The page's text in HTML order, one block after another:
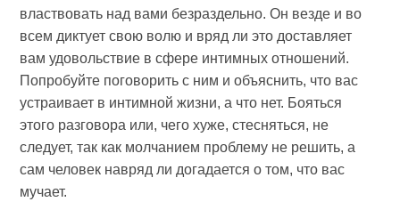
властвовать над вами безраздельно. Он везде и во
всем диктует свою волю и вряд ли это доставляет
вам удовольствие в сфере интимных отношений.
Попробуйте поговорить с ним и объяснить, что вас
устраивает в интимной жизни, а что нет. Бояться
этого разговора или, чего хуже, стесняться, не
следует, так как молчанием проблему не решить, а
сам человек навряд ли догадается о том, что вас
мучает.